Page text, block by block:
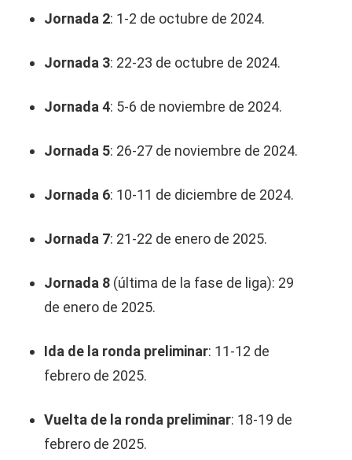
Jornada 2: 1-2 de octubre de 2024.
Jornada 3: 22-23 de octubre de 2024.
Jornada 4: 5-6 de noviembre de 2024.
Jornada 5: 26-27 de noviembre de 2024.
Jornada 6: 10-11 de diciembre de 2024.
Jornada 7: 21-22 de enero de 2025.
Jornada 8 (última de la fase de liga): 29
de enero de 2025.
Ida de la ronda preliminar: 11-12 de
febrero de 2025.
Vuelta de la ronda preliminar: 18-19 de
febrero de 2025.